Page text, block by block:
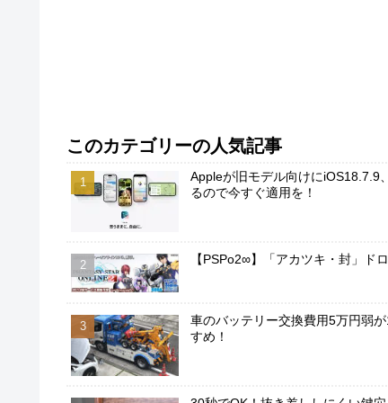
このカテゴリーの人気記事
Appleが旧モデル向けにiOS18.7.9
るので今すぐ適用を！
【PSPo2∞】「アカツキ・封」ド
車のバッテリー交換費用5万円弱
すめ！